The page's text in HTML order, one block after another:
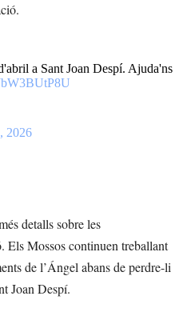
a Sant Joan Despí. Ajuda'ns
2026
detalls sobre les
Els Mossos continuen treballant
de l’Ángel abans de perdre-li
Joan Despí.